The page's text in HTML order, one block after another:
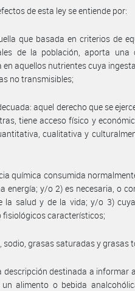
de esta ley se entiende por:
que basada en criterios de
de la población, aporta una
aquellos nutrientes cuya
no transmisibles;
aquel derecho que se
tiene acceso físico y
cualitativa y
química consumida
energía; y/o 2) es necesaria, o
la salud y de la vida; y/o 3)
característicos;
grasas saturadas y grasas
descripción destinada a informar
alimento o bebida